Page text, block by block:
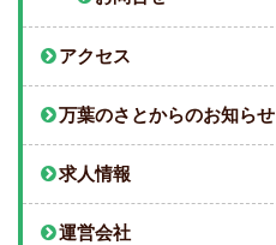
アクセス
万葉のさとからのお知らせ
求人情報
運営会社